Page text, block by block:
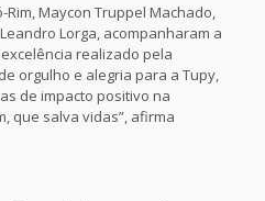
Maycon Truppel Machado,
Lorga, acompanharam a
realizado pela
orgulho e alegria para a Tupy,
de impacto positivo na
que salva vidas”, afirma